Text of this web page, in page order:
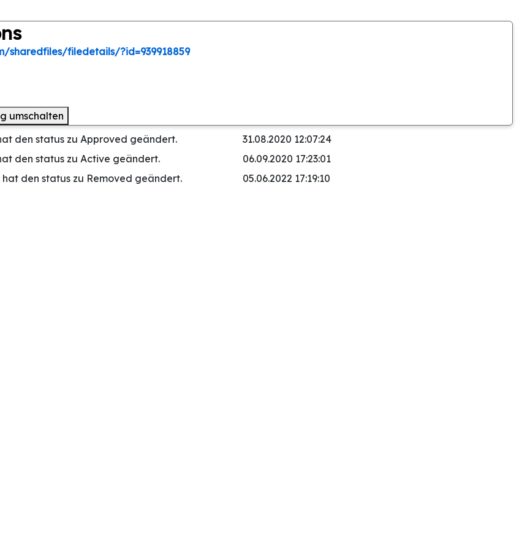
sharedfiles/filedetails/?id=939918859
umschalten
den status zu Approved geändert.
31.08.2020 12:07:24
den status zu Active geändert.
06.09.2020 17:23:01
den status zu Removed geändert.
05.06.2022 17:19:10